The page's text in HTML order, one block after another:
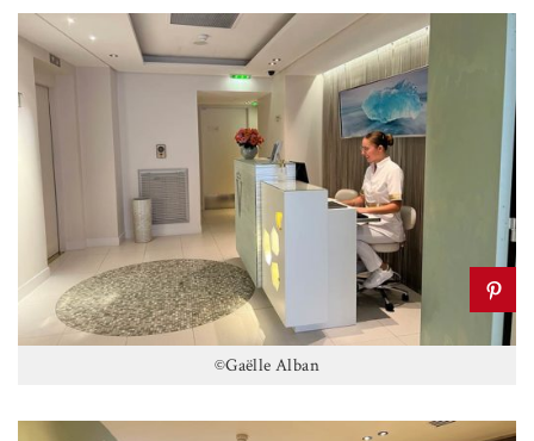
©Gaëlle Alban